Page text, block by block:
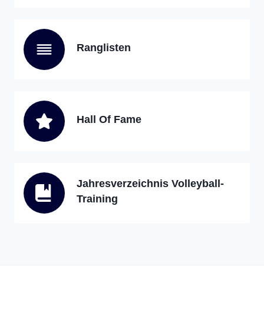
Ranglisten
Hall Of Fame
Jahresverzeichnis Volleyball-
Training